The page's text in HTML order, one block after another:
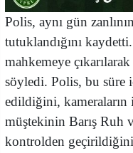
Polis, aynı gün
tutuklandığını
mahkemeye
söyledi. Polis, bu süre
edildiğini,
müştekinin Barış Ruh
kontrolden